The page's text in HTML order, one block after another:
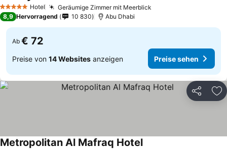
5 Sterne Hotel Geräumige Zimmer mit Meerblick
8,9 Hervorragend 10 830 Abu Dhabi
Ab € 72
Preise von 14 Websites anzeigen Preise sehen
Teilen
Metropolitan Al Mafraq Hotel